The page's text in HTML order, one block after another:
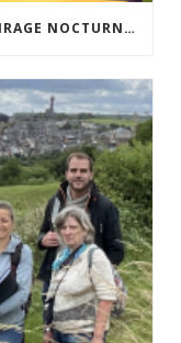
ACCEPTABILITÉ SOCIALE DE L’ÉCLAIRAGE NOCTURNE : LE REPLAY EST DISPONIBLE